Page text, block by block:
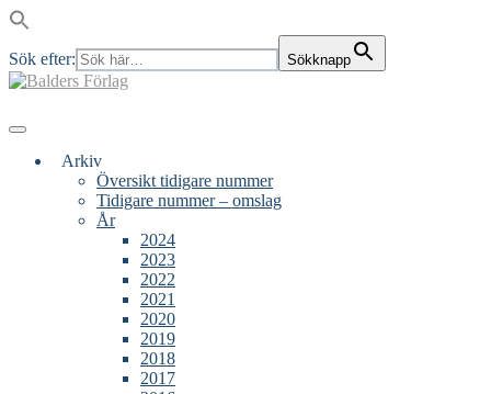
Sök efter: Sökknapp
Skip
Menu
Arkiv
Översikt tidigare nummer
Tidigare nummer – omslag
År
2024
2023
2022
2021
2020
2019
2018
2017